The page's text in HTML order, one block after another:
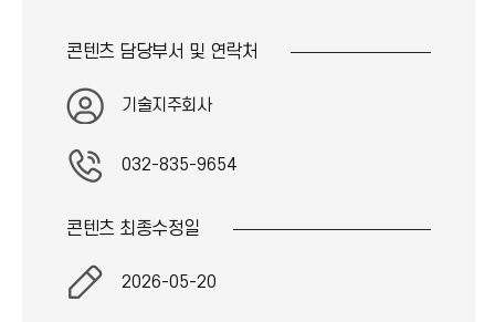
콘텐츠 담당부서 및 연락처
기술지주회사
032-835-9654
콘텐츠 최종수정일
2026-05-20